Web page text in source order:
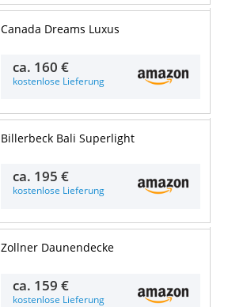
Canada Dreams Luxus
ca. 160 €
kostenlose Lieferung
Billerbeck Bali Superlight
ca. 195 €
kostenlose Lieferung
Zollner Daunendecke
ca. 159 €
kostenlose Lieferung